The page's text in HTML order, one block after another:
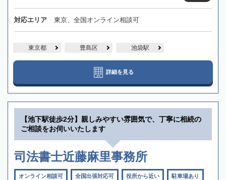
対応エリア 東京、全国オンライン相談可
東京都 豊島区 池袋駅
詳細を見る
【池下駅徒歩2分】親しみやすい雰囲気で、丁寧に相続の
ご相談をお伺いいたします
司法書士近藤麻里事務所
オンライン相談可 全国出張対応可 役所から近い 駐車場あり